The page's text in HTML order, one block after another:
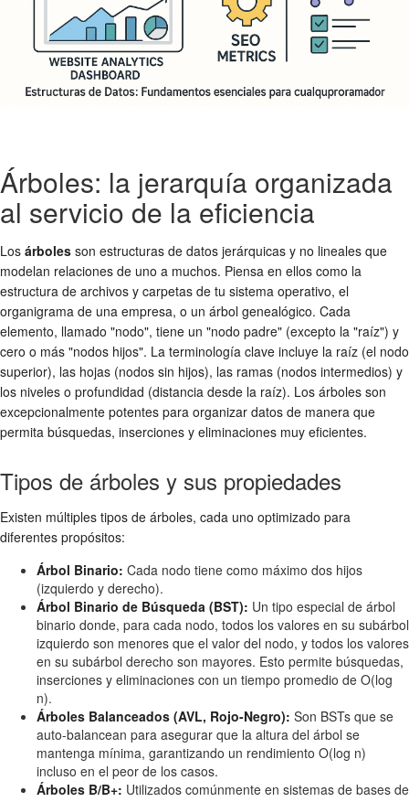
Árboles: la jerarquía organizada
al servicio de la eficiencia
Los árboles son estructuras de datos jerárquicas y no lineales que
modelan relaciones de uno a muchos. Piensa en ellos como la
estructura de archivos y carpetas de tu sistema operativo, el
organigrama de una empresa, o un árbol genealógico. Cada
elemento, llamado "nodo", tiene un "nodo padre" (excepto la "raíz") y
cero o más "nodos hijos". La terminología clave incluye la raíz (el nodo
superior), las hojas (nodos sin hijos), las ramas (nodos intermedios) y
los niveles o profundidad (distancia desde la raíz). Los árboles son
excepcionalmente potentes para organizar datos de manera que
permita búsquedas, inserciones y eliminaciones muy eficientes.
Tipos de árboles y sus propiedades
Existen múltiples tipos de árboles, cada uno optimizado para
diferentes propósitos:
Árbol Binario: Cada nodo tiene como máximo dos hijos
(izquierdo y derecho).
Árbol Binario de Búsqueda (BST): Un tipo especial de árbol
binario donde, para cada nodo, todos los valores en su subárbol
izquierdo son menores que el valor del nodo, y todos los valores
en su subárbol derecho son mayores. Esto permite búsquedas,
inserciones y eliminaciones con un tiempo promedio de O(log
n).
Árboles Balanceados (AVL, Rojo-Negro): Son BSTs que se
auto-balancean para asegurar que la altura del árbol se
mantenga mínima, garantizando un rendimiento O(log n)
incluso en el peor de los casos.
Árboles B/B+: Utilizados comúnmente en sistemas de bases de